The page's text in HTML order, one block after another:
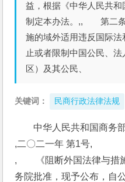
益，根据《中华人民共和
制定本办法。,, 第二条
施的域外适用违反国际
止或者限制中国公民、
区）及其公民、
关键词： 民商行政法律法规
中华人民共和国商务
,二〇二一年 第1号,
,　　《阻断外国法律与措
务院批准，现予公布，自